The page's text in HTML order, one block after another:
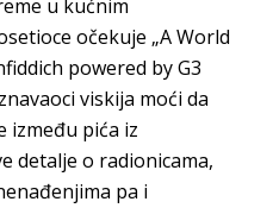
u kućnim
očekuje „A World
powered by G3
viskija moći da
između pića iz
detalje o radionicama,
pa i